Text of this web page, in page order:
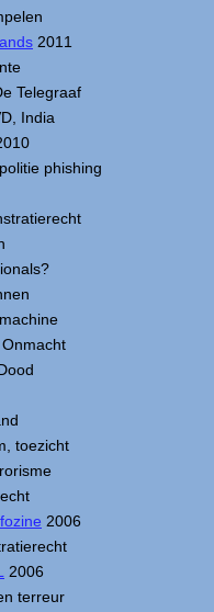
2011
Telegraaf
India
phishing
toezicht
2006
2006
terreur